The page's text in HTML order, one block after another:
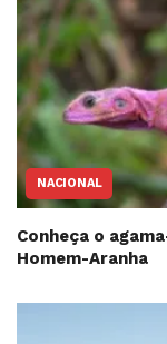
NACIONAL
Conheça o
Homem-Aranha